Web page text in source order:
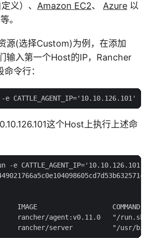
义）、 Amazon EC2、 Azure 以
等。
源(选择Custom)为例，在添加
输入第一个Host的IP，Rancher
令行：
这个Host上执行上述命
-e
IMAGE
rancher/agent:v0.11.0   "/